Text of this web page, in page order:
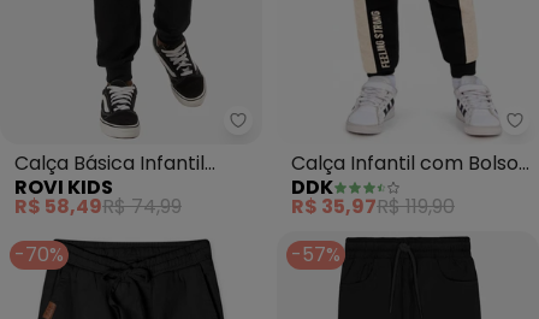
Rovi Kids - Calça Básica
Calça Básica Infantil
(Preto)
ROVI KIDS
R$ 58,49R$ 74,99
Calça Infantil com Bolsos
(Preto)
DDK
R$ 35,97R$ 119,90
-70%
-57%